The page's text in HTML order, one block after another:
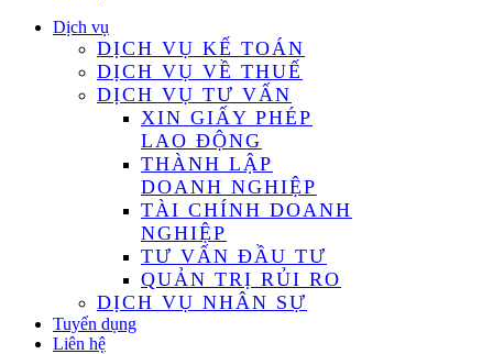
Dịch vụ
DỊCH VỤ KẾ TOÁN
DỊCH VỤ VỀ THUẾ
DỊCH VỤ TƯ VẤN
XIN GIẤY PHÉP
LAO ĐỘNG
THÀNH LẬP
DOANH NGHIỆP
TÀI CHÍNH DOANH
NGHIỆP
TƯ VẤN ĐẦU TƯ
QUẢN TRỊ RỦI RO
DỊCH VỤ NHÂN SỰ
Tuyển dụng
Liên hệ